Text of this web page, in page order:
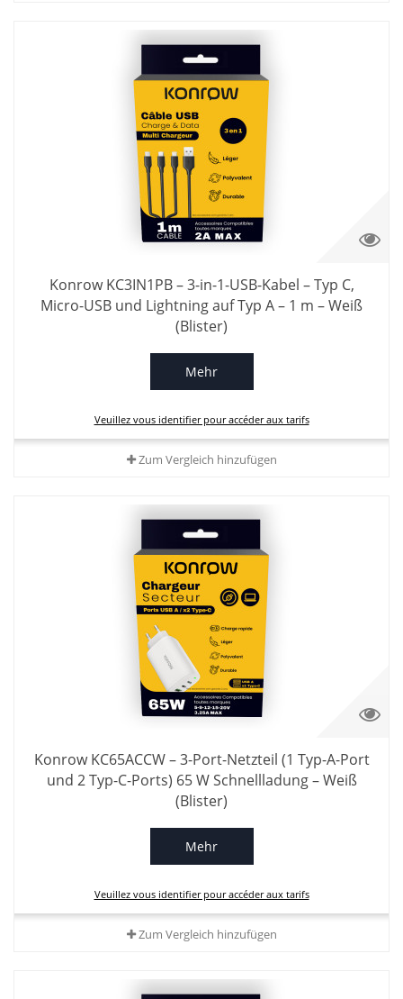
Konrow KC3IN1PB – 3-in-1-USB-Kabel – Typ C,
Micro-USB und Lightning auf Typ A – 1 m – Weiß
(Blister)
Mehr
Veuillez vous identifier pour accéder aux tarifs
Zum Vergleich hinzufügen
Konrow KC65ACCW – 3-Port-Netzteil (1 Typ-A-Port
und 2 Typ-C-Ports) 65 W Schnellladung – Weiß
(Blister)
Mehr
Veuillez vous identifier pour accéder aux tarifs
Zum Vergleich hinzufügen